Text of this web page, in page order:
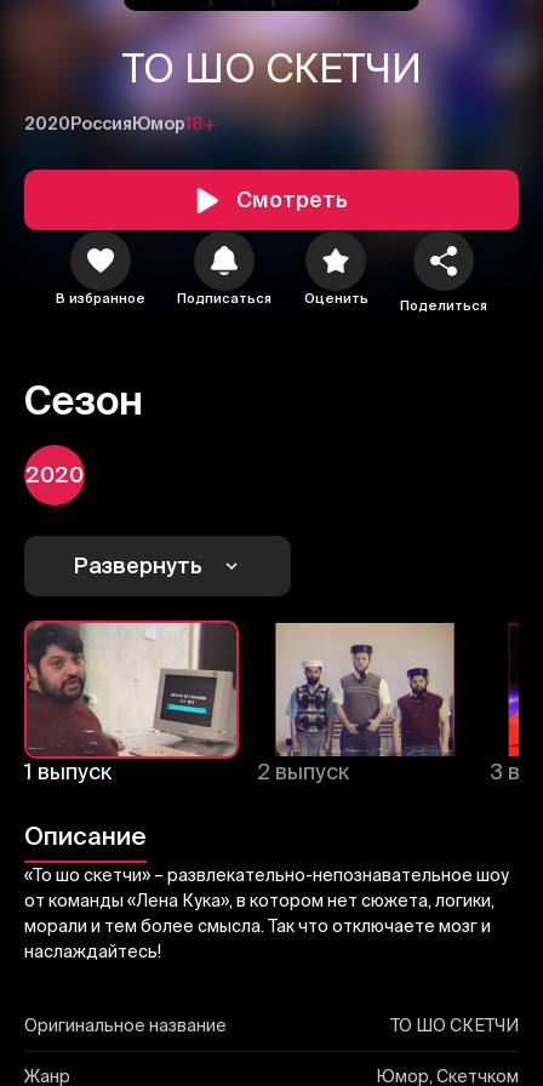
ТО ШО СКЕТЧИ
2020 Россия Юмор18+
Смотреть
В избранное Подписаться Оценить Поделиться
Сезон
2020
Развернуть
1 выпуск 2 выпуск 3
Описание
«То шо скетчи» – развлекательно-непознавательное шоу
от команды «Лена Кука», в котором нет сюжета, логики,
морали и тем более смысла. Так что отключаете мозг и
наслаждайтесь!
Оригинальное название ТО ШО СКЕТЧИ
Жанр Юмор, Скетчком
Отправить